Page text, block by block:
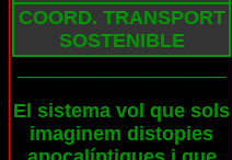
COORD. TRANSPORT
SOSTENIBLE
El sistema vol que sols
imaginem distopies